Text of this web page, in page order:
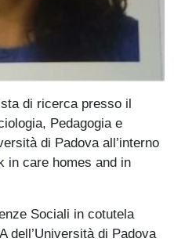
di ricerca presso il
Pedagogia e
di Padova all’interno
in care homes and in
Sociali in cotutela
dell’Università di Padova